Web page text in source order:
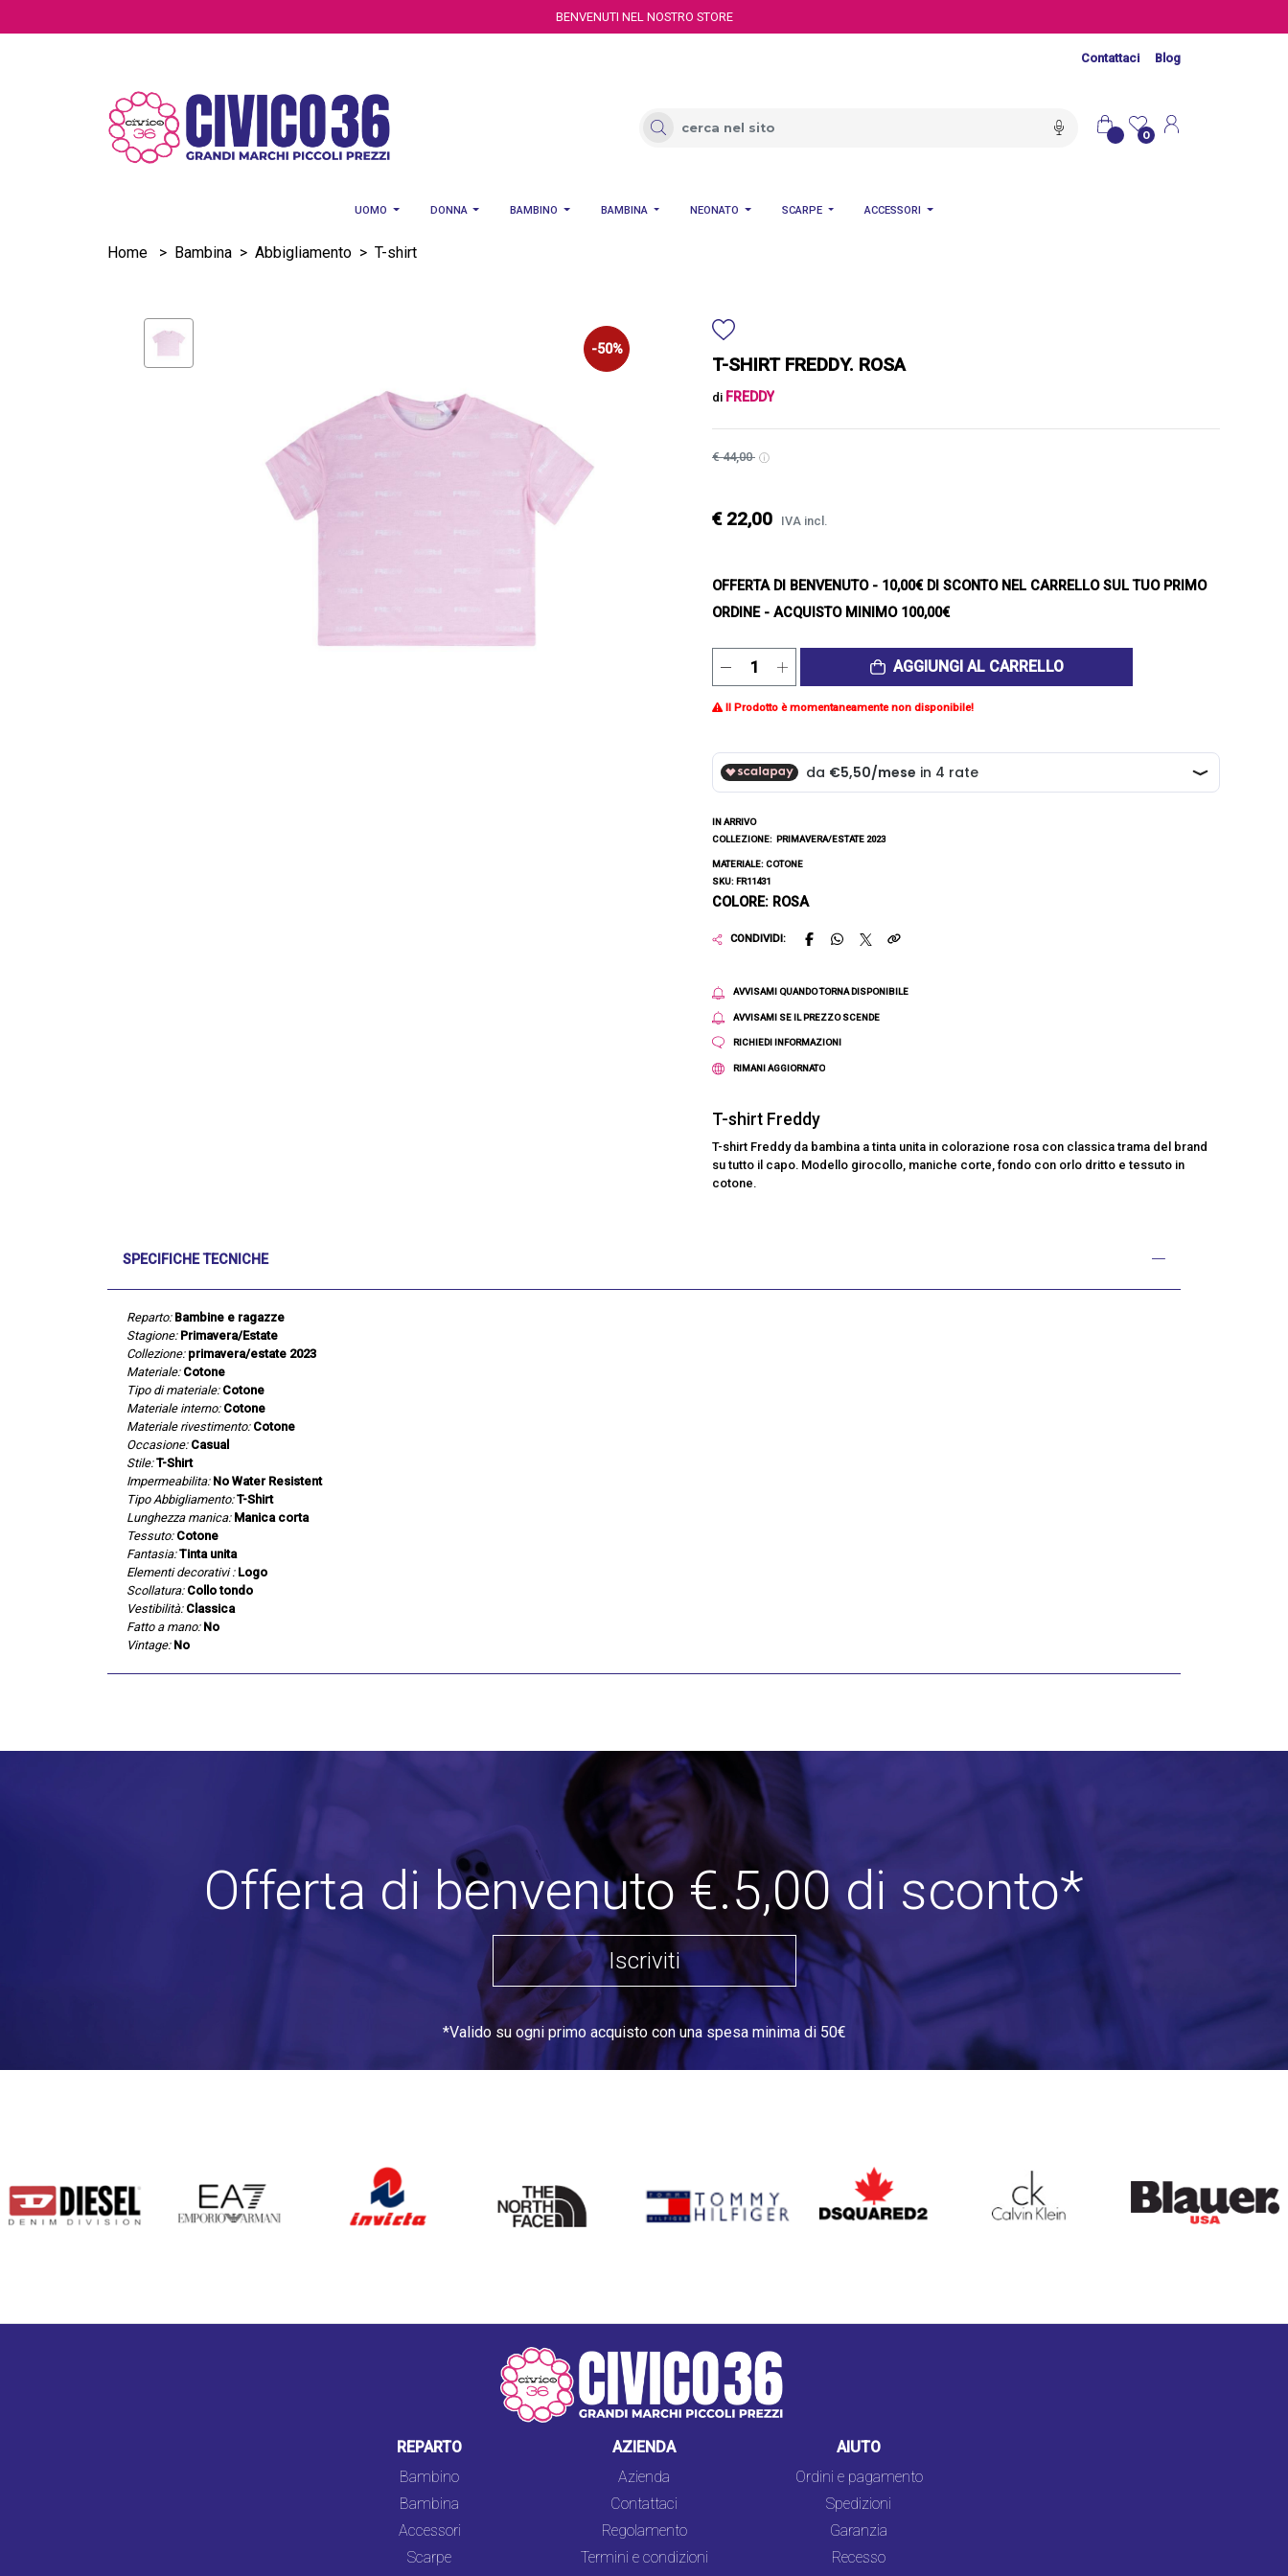
BENVENUTI NEL NOSTRO STORE
Contattaci Blog
0
UOMO DONNA BAMBINO BAMBINA NEONATO SCARPE ACCESSORI
Home > Bambina > Abbigliamento > T-shirt
-50%
T-SHIRT FREDDY. ROSA
di FREDDY
€ 44,00
€ 22,00 IVA incl.
OFFERTA DI BENVENUTO- 10,00€ DI SCONTO NEL CARRELLO SUL TUO PRIMO
ORDINE - ACQUISTO MINIMO 100,00€
AGGIUNGI AL CARRELLO
Il Prodotto è momentaneamente non disponibile!
IN ARRIVO
COLLEZIONE: PRIMAVERA/ESTATE 2023
MATERIALE: COTONE
SKU: FR11431
COLORE: ROSA
CONDIVIDI:
AVVISAMI QUANDO TORNA DISPONIBILE
AVVISAMI SE IL PREZZO SCENDE
RICHIEDI INFORMAZIONI
RIMANI AGGIORNATO
T-shirt Freddy
T-shirt Freddy da bambina a tinta unita in colorazione rosa con classica trama del brand
su tutto il capo. Modello girocollo, maniche corte, fondo con orlo dritto e tessuto in
cotone.
SPECIFICHE TECNICHE
Reparto: Bambine e ragazze
Stagione: Primavera/Estate
Collezione: primavera/estate 2023
Materiale: Cotone
Tipo di materiale: Cotone
Materiale interno: Cotone
Materiale rivestimento: Cotone
Occasione: Casual
Stile: T-Shirt
Impermeabilita: No Water Resistent
Tipo Abbigliamento: T-Shirt
Lunghezza manica: Manica corta
Tessuto: Cotone
Fantasia: Tinta unita
Elementi decorativi : Logo
Scollatura: Collo tondo
Vestibilità: Classica
Fatto a mano: No
Vintage: No
Offerta di benvenuto €.5,00 di sconto*
Iscriviti
*Valido su ogni primo acquisto con una spesa minima di 50€
INVICTA
NORTH
FACE
DSQUARED2 CALVIN KLEIN
REPARTO
Bambino
Bambina
Accessori
Scarpe
AZIENDA
Azienda
Contattaci
Regolamento
Termini e condizioni
AIUTO
Ordini e pagamento
Spedizioni
Garanzia
Recesso